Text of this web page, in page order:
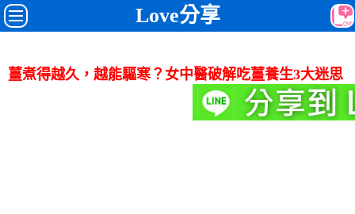
Love分享
薑煮得越久，越能驅寒？女中醫破解吃薑養生3大迷思